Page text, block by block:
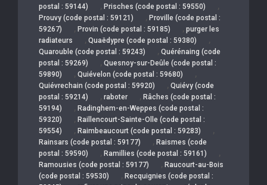
postal : 59144)
, Prisches (code postal : 59550) ,
Prouvy (code postal : 59121) , Proville (code postal :
59267)
, Provin (code postal : 59185) , purger les
radiateurs
, Quaëdypre (code postal : 59380) ,
Quarouble (code postal : 59243) , Quérénaing (code
postal : 59269)
, Quesnoy-sur-Deûle (code postal :
59890)
, Quiévelon (code postal : 59680) ,
Quiévrechain (code postal : 59920) , Quiévy (code
postal : 59214)
, raboter , Râches (code postal :
59194)
, Radinghem-en-Weppes (code postal :
59320)
, Raillencourt-Sainte-Olle (code postal :
59554)
, Raimbeaucourt (code postal : 59283) ,
Rainsars (code postal : 59177) , Raismes (code
postal : 59590)
, Ramillies (code postal : 59161) ,
Ramousies (code postal : 59177) , Raucourt-au-Bois
(code postal : 59530)
, Recquignies (code postal :